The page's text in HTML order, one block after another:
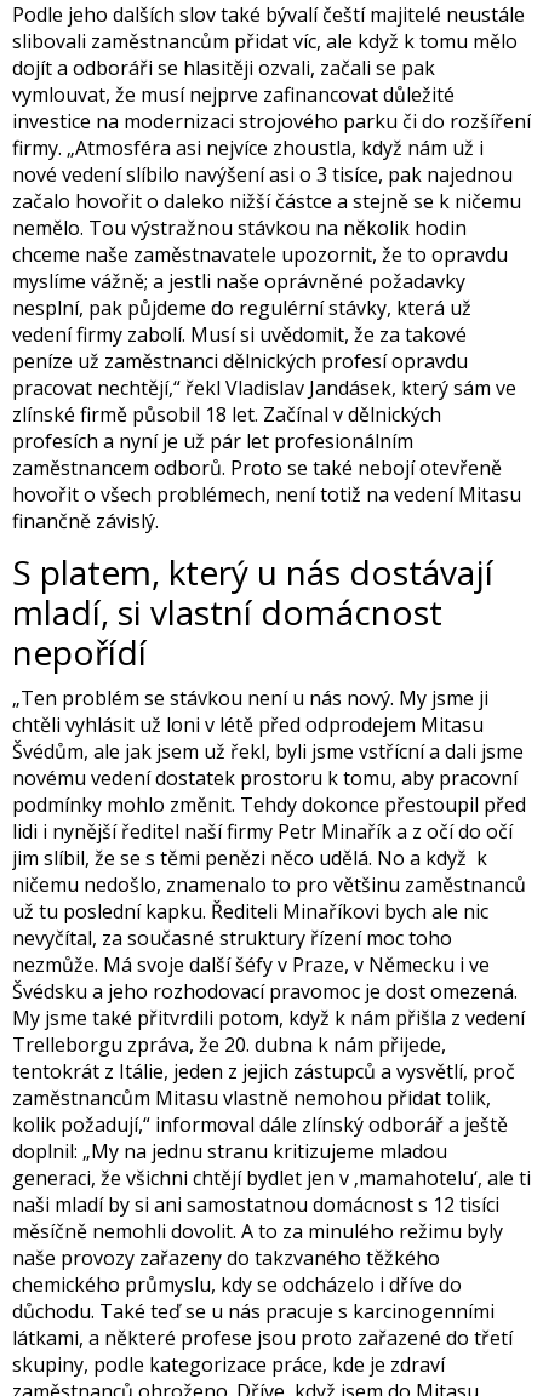
Podle jeho dalších slov také bývalí čeští majitelé neustále
slibovali zaměstnancům přidat víc, ale když k tomu mělo
dojít a odboráři se hlasitěji ozvali, začali se pak
vymlouvat, že musí nejprve zafinancovat důležité
investice na modernizaci strojového parku či do rozšíření
firmy. „Atmosféra asi nejvíce zhoustla, když nám už i
nové vedení slíbilo navýšení asi o 3 tisíce, pak najednou
začalo hovořit o daleko nižší částce a stejně se k ničemu
nemělo. Tou výstražnou stávkou na několik hodin
chceme naše zaměstnavatele upozornit, že to opravdu
myslíme vážně; a jestli naše oprávněné požadavky
nesplní, pak půjdeme do regulérní stávky, která už
vedení firmy zabolí. Musí si uvědomit, že za takové
peníze už zaměstnanci dělnických profesí opravdu
pracovat nechtějí,“ řekl Vladislav Jandásek, který sám ve
zlínské firmě působil 18 let. Začínal v dělnických
profesích a nyní je už pár let profesionálním
zaměstnancem odborů. Proto se také nebojí otevřeně
hovořit o všech problémech, není totiž na vedení Mitasu
finančně závislý.
S platem, který u nás dostávají
mladí, si vlastní domácnost
nepořídí
„Ten problém se stávkou není u nás nový. My jsme ji
chtěli vyhlásit už loni v létě před odprodejem Mitasu
Švédům, ale jak jsem už řekl, byli jsme vstřícní a dali jsme
novému vedení dostatek prostoru k tomu, aby pracovní
podmínky mohlo změnit. Tehdy dokonce přestoupil před
lidi i nynější ředitel naší firmy Petr Minařík a z očí do očí
jim slíbil, že se s těmi penězi něco udělá. No a když k
ničemu nedošlo, znamenalo to pro většinu zaměstnanců
už tu poslední kapku. Řediteli Minaříkovi bych ale nic
nevyčítal, za současné struktury řízení moc toho
nezmůže. Má svoje další šéfy v Praze, v Německu i ve
Švédsku a jeho rozhodovací pravomoc je dost omezená.
My jsme také přitvrdili potom, když k nám přišla z vedení
Trelleborgu zpráva, že 20. dubna k nám přijede,
tentokrát z Itálie, jeden z jejich zástupců a vysvětlí, proč
zaměstnancům Mitasu vlastně nemohou přidat tolik,
kolik požadují,“ informoval dále zlínský odborář a ještě
doplnil: „My na jednu stranu kritizujeme mladou
generaci, že všichni chtějí bydlet jen v ‚mamahotelu‘, ale ti
naši mladí by si ani samostatnou domácnost s 12 tisíci
měsíčně nemohli dovolit. A to za minulého režimu byly
naše provozy zařazeny do takzvaného těžkého
chemického průmyslu, kdy se odcházelo i dříve do
důchodu. Také teď se u nás pracuje s karcinogenními
látkami, a některé profese jsou proto zařazené do třetí
skupiny, podle kategorizace práce, kde je zdraví